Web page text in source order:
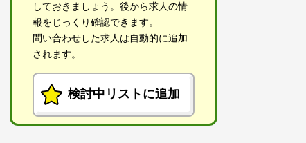
しておきましょう。後から求人の情
報をじっくり確認できます。
問い合わせした求人は自動的に追加
されます。
検討中リストに追加